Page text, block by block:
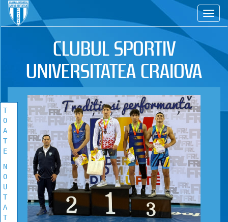
CS
CLUBUL SPORTIV
UNIVERSITATEA CRAIOVA
TOATE
NOUTATILE
Vezi toate stirile!
T
O
A
T
E
N
O
U
T
A
T